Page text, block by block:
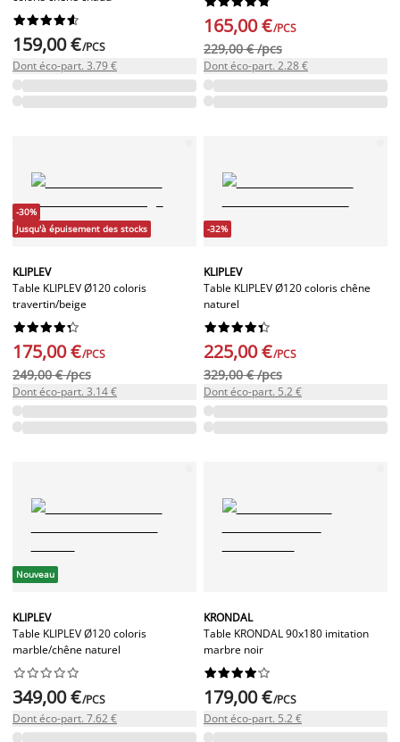






159,00 €/PCS
Dont éco-part. 3.79 €
165,00 €/PCS
229,00 € /pcs
Dont éco-part. 2.28 €
-30%
Jusqu'à épuisement des stocks
KLIPLEV
Table KLIPLEV Ø120 coloris
travertin/beige






175,00 €/PCS
249,00 € /pcs
Dont éco-part. 3.14 €
-32%
KLIPLEV
Table KLIPLEV Ø120 coloris chêne
naturel






225,00 €/PCS
329,00 € /pcs
Dont éco-part. 5.2 €
Nouveau
KLIPLEV
Table KLIPLEV Ø120 coloris
marble/chêne naturel






349,00 €/PCS
Dont éco-part. 7.62 €
KRONDAL
Table KRONDAL 90x180 imitation
marbre noir






179,00 €/PCS
Dont éco-part. 5.2 €